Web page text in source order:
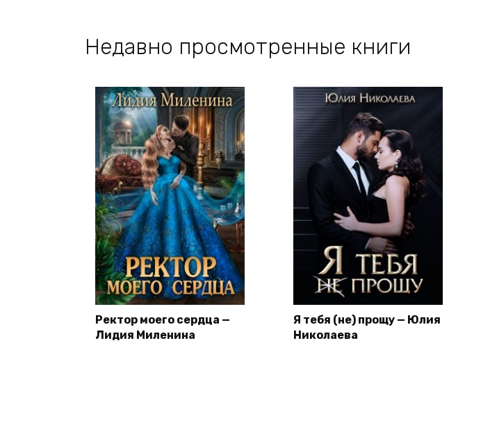
Недавно просмотренные книги
Ректор моего сердца —
Лидия Миленина
Я тебя (не) прощу — Юлия
Николаева